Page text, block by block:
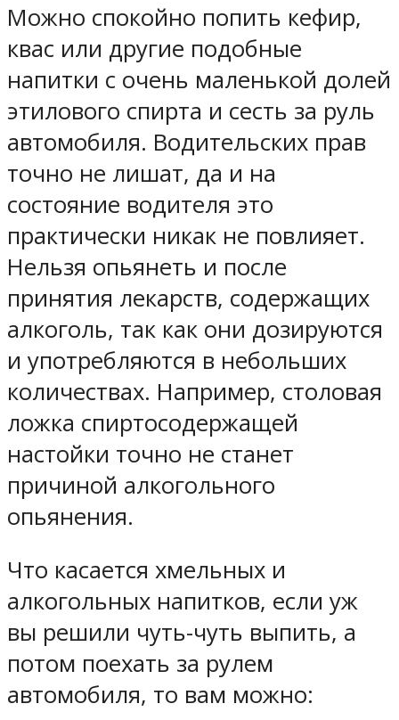
Можно спокойно попить кефир,
квас или другие подобные
напитки с очень маленькой долей
этилового спирта и сесть за руль
автомобиля. Водительских прав
точно не лишат, да и на
состояние водителя это
практически никак не повлияет.
Нельзя опьянеть и после
принятия лекарств, содержащих
алкоголь, так как они дозируются
и употребляются в небольших
количествах. Например, столовая
ложка спиртосодержащей
настойки точно не станет
причиной алкогольного
опьянения.
Что касается хмельных и
алкогольных напитков, если уж
вы решили чуть-чуть выпить, а
потом поехать за рулем
автомобиля, то вам можно: